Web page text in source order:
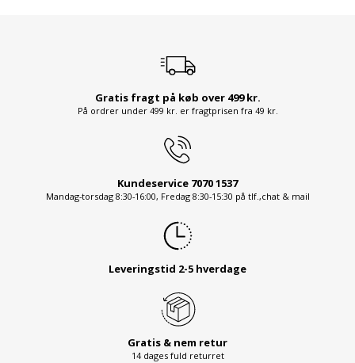
Gratis fragt på køb over 499 kr.
På ordrer under 499 kr. er fragtprisen fra 49 kr.
Kundeservice 7070 1537
Mandag-torsdag 8:30-16:00, Fredag 8:30-15:30 på tlf.,chat & mail
Leveringstid 2-5 hverdage
Gratis & nem retur
14 dages fuld returret